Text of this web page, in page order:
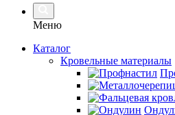
Меню
Каталог
Кровельные материалы